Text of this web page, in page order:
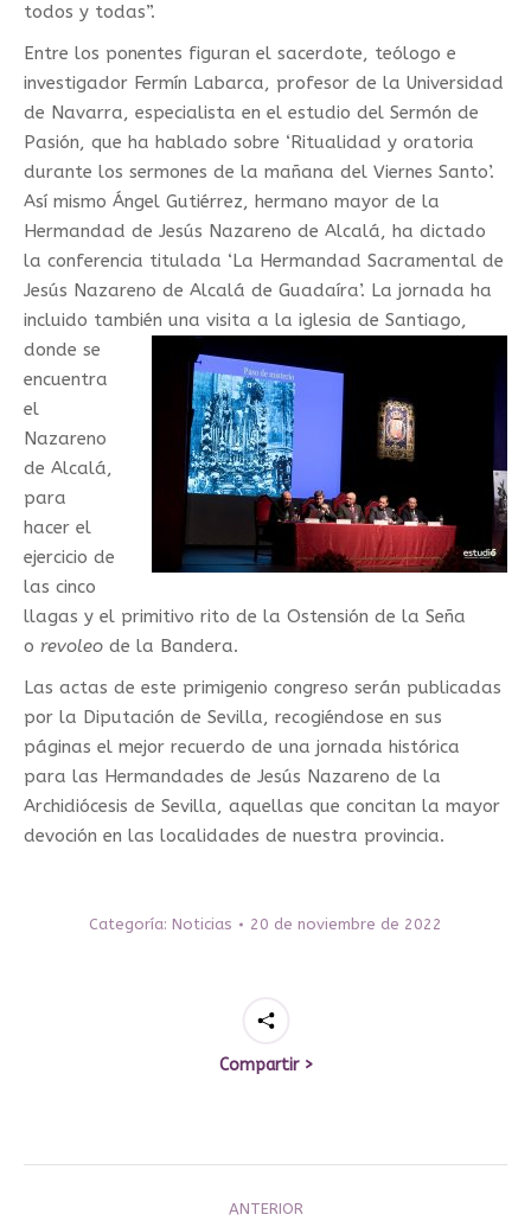
todos y todas”.
Entre los ponentes figuran el sacerdote, teólogo e
investigador Fermín Labarca, profesor de la Universidad
de Navarra, especialista en el estudio del Sermón de
Pasión, que ha hablado sobre ‘Ritualidad y oratoria
durante los sermones de la mañana del Viernes Santo’.
Así mismo Ángel Gutiérrez, hermano mayor de la
Hermandad de Jesús Nazareno de Alcalá, ha dictado
la conferencia titulada ‘La Hermandad Sacramental de
Jesús Nazareno de Alcalá de Guadaíra’. La jornada ha
incluido también una visita a la iglesia de Santiago,
donde se
encuentra
el
Nazareno
de Alcalá,
para
hacer el
ejercicio de
las cinco
llagas y el primitivo rito de la Ostensión de la Seña
o revoleo de la Bandera.
Las actas de este primigenio congreso serán publicadas
por la Diputación de Sevilla, recogiéndose en sus
páginas el mejor recuerdo de una jornada histórica
para las Hermandades de Jesús Nazareno de la
Archidiócesis de Sevilla, aquellas que concitan la mayor
devoción en las localidades de nuestra provincia.
Categoría: Noticias 20 de noviembre de 2022
Compartir >
ANTERIOR